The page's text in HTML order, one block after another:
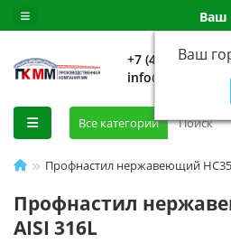
Ваш
Ваш
+7 (499) 648-92-
Все категории
Профнастил нержавеющий НС35
Профнастил
AISI 316L